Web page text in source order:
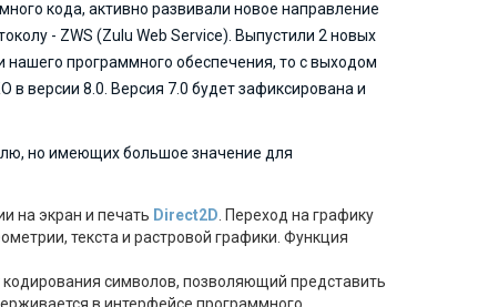
кода, активно развивали новое направление
- ZWS (Zulu Web Service). Выпустили 2 новых
нашего программного обеспечения, то с выходом
версии 8.0. Версия 7.0 будет зафиксирована и
но имеющих большое значение для
на экран и печать Direct2D . Переход на графику
текста и растровой графики. Функция
символов, позволяющий представить